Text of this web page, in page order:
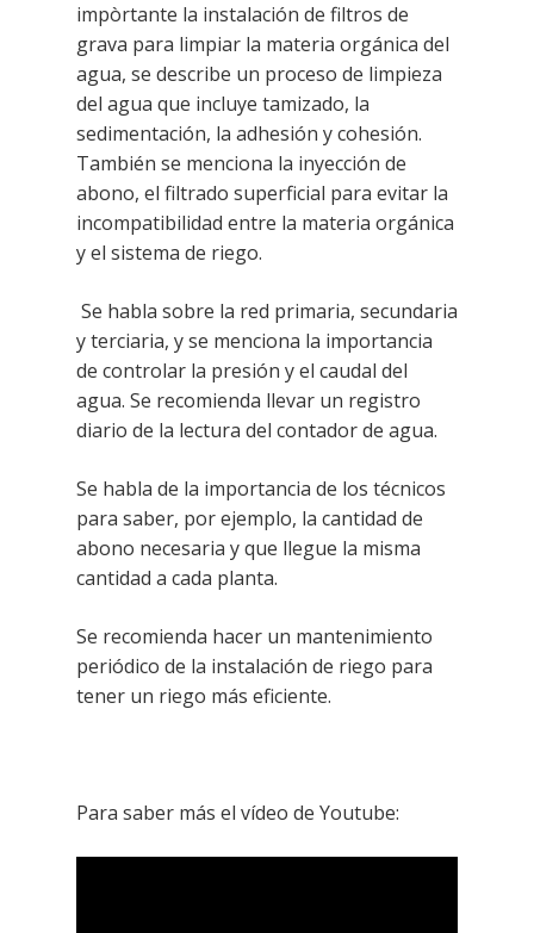
impòrtante la instalación de filtros de
grava para limpiar la materia orgánica del
agua, se describe un proceso de limpieza
del agua que incluye tamizado, la
sedimentación, la adhesión y cohesión.
También se menciona la inyección de
abono, el filtrado superficial para evitar la
incompatibilidad entre la materia orgánica
y el sistema de riego.
Se habla sobre la red primaria, secundaria
y terciaria, y se menciona la importancia
de controlar la presión y el caudal del
agua. Se recomienda llevar un registro
diario de la lectura del contador de agua.
Se habla de la importancia de los técnicos
para saber, por ejemplo, la cantidad de
abono necesaria y que llegue la misma
cantidad a cada planta.
Se recomienda hacer un mantenimiento
periódico de la instalación de riego para
tener un riego más eficiente.
Para saber más el vídeo de Youtube: